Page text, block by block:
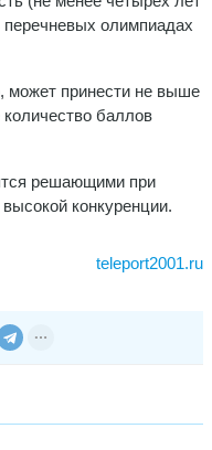
олимпиадах
может принести не выше
баллов
решающими при
конкуренции.
teleport2001.ru